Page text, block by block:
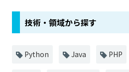
技術・領域から探す
Python Java PHP